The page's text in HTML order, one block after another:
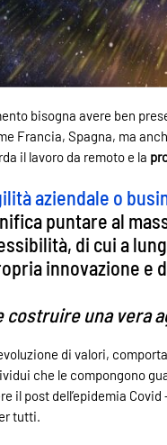
bisogna avere ben
Francia, Spagna, ma
il lavoro da remoto e la
aziendale o
puntare al
di cui a
innovazione
costruire una vera
di valori,
che le compongono
il post dell’epidemia
tutti.